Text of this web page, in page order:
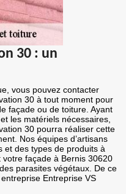
30 : un
vous pouvez contacter
30 à tout moment pour
façade ou de toiture. Ayant
les matériels nécessaires,
30 pourra réaliser cette
Nos équipes d’artisans
et des types de produits à
façade à Bernis 30620
parasites végétaux. De ce
Entreprise VS